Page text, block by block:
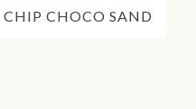
CHIP CHOCO SAND